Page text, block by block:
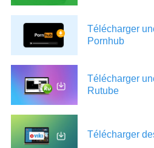
Télécharger
Pornhub
Télécharger
Rutube
Télécharger